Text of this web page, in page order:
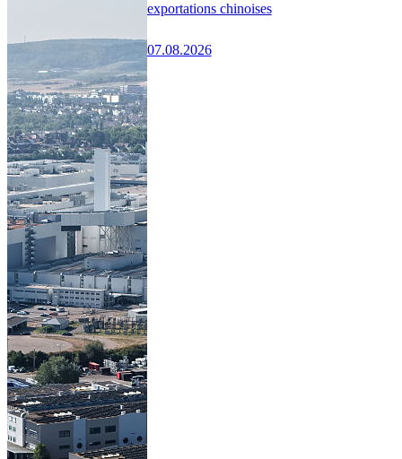
exportations chinoises
07.08.2026